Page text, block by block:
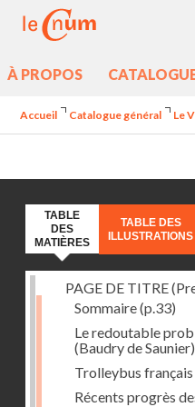
À PROPOS
Accueil Catalogue général Le
TABLE
DES
MATIÈRES
TABLE DES
ILLUSTRATIONS
PAGE DE TITRE
Sommaire(p.33)
Le redoutable
(Baudry de Saunier)
Trolleybus français
Récents progrès